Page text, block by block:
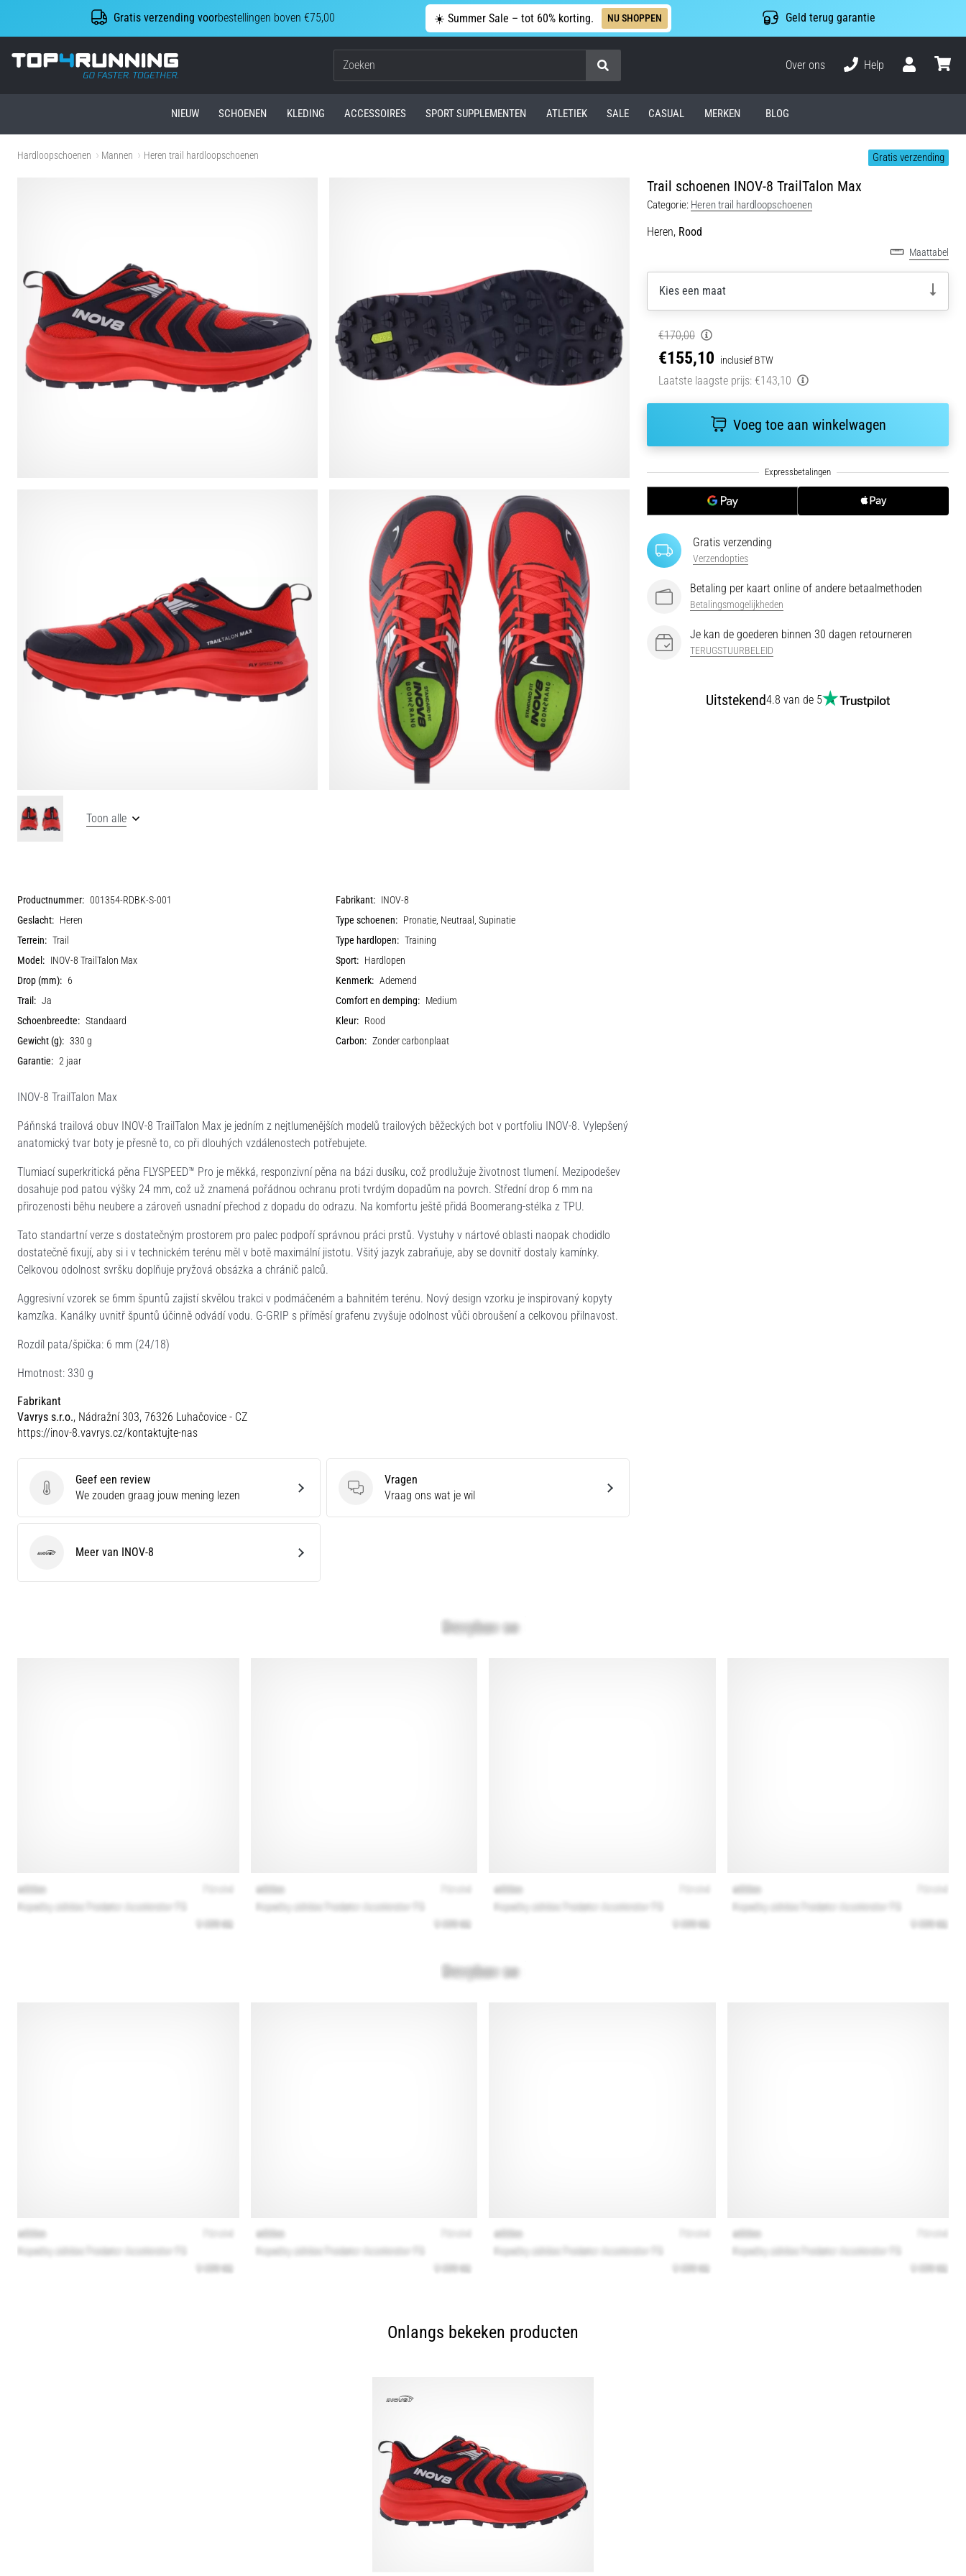
Gratis verzending voorbestellingen boven €75,00 ☀️ Summer Sale – tot 60% korting. NU SHOPPEN Geld terug garantie
Top4Running.nl
Zoeken
Over ons
Help
NIEUW SCHOENEN KLEDING ACCESSOIRES SPORT SUPPLEMENTEN ATLETIEK SALE CASUAL MERKEN BLOG
Hardloopschoenen Mannen Heren trail hardloopschoenen Gratis verzending
Trail schoenen INOV-8 TrailTalon Max
Categorie: Heren trail hardloopschoenen
Heren, Rood
Maattabel
Kies een maat
€170,00
€155,10 inclusief BTW
Laatste laagste prijs: €143,10
Voeg toe aan winkelwagen
Gratis verzending
Verzendopties
Betaling per kaart online of andere betaalmethoden
Betalingsmogelijkheden
Je kan de goederen binnen 30 dagen retourneren
TERUGSTUURBELEID
Uitstekend4.8 van de 5
Toon alle
Productnummer: 001354-RDBK-S-001 Fabrikant: INOV-8
Geslacht: Heren Type schoenen: Pronatie, Neutraal, Supinatie
Terrein: Trail Type hardlopen: Training
Model: INOV-8 TrailTalon Max Sport: Hardlopen
Drop (mm): 6 Kenmerk: Ademend
Trail: Ja Comfort en demping: Medium
Schoenbreedte: Standaard Kleur: Rood
Gewicht (g): 330 g Carbon: Zonder carbonplaat
Garantie: 2 jaar
INOV-8 TrailTalon Max
Páňnská trailová obuv INOV-8 TrailTalon Max je jedním z nejtlumenějších modelů trailových běžeckých bot v portfoliu INOV-8. Vylepšený
anatomický tvar boty je přesně to, co při dlouhých vzdálenostech potřebujete.
Tlumiací superkritická pěna FLYSPEED™ Pro je měkká, responzivní pěna na bázi dusíku, což prodlužuje životnost tlumení. Mezipodešev
dosahuje pod patou výšky 24 mm, což už znamená pořádnou ochranu proti tvrdým dopadům na povrch. Střední drop 6 mm na
přirozenosti běhu neubere a zároveň usnadní přechod z dopadu do odrazu. Na komfortu ještě přidá Boomerang-stélka z TPU.
Tato standartní verze s dostatečným prostorem pro palec podpoří správnou práci prstů. Vystuhy v nártové oblasti naopak chodidlo
dostatečně fixují, aby si i v technickém terénu měl v botě maximální jistotu. Všitý jazyk zabraňuje, aby se dovnitř dostaly kamínky.
Celkovou odolnost svršku doplňuje pryžová obsázka a chránič palců.
Aggresivní vzorek se 6mm špuntů zajistí skvělou trakci v podmáčeném a bahnitém terénu. Nový design vzorku je inspirovaný kopyty
kamzíka. Kanálky uvnitř špuntů účinně odvádí vodu. G-GRIP s příměsí grafenu zvyšuje odolnost vůči obroušení a celkovou přilnavost.
Rozdíl pata/špička: 6 mm (24/18)
Hmotnost: 330 g
Fabrikant
Vavrys s.r.o., Nádražní 303, 76326 Luhačovice - CZ
https://inov-8.vavrys.cz/kontaktujte-nas
Geef een review
Geef een review
We zouden graag jouw mening lezen
Vragen
Vragen
Vraag ons wat je wil
INOV-8Meer van INOV-8
Onlangs bekeken producten